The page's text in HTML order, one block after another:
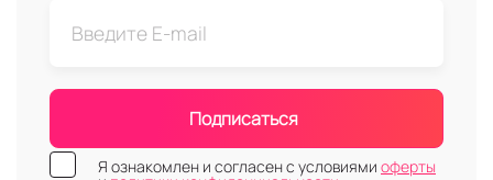
Подписаться
Я ознакомлен и согласен с условиями оферты